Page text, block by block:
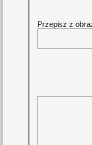
Przepisz z